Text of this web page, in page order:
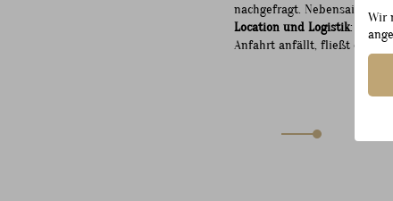
nachgefragt. Nebensaison
Location und Logistik: Ob
Anfahrt anfällt, fließt
Wir